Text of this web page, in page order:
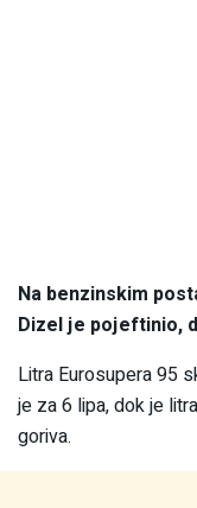
Na benzinskim
Dizel je pojeftinio,
Litra Eurosupera 95
je za 6 lipa, dok je
goriva.